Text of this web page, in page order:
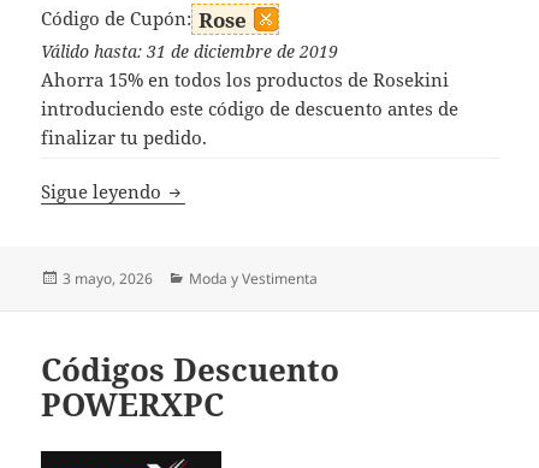
Código de Cupón: Rose
Válido hasta: 31 de diciembre de 2019
Ahorra 15% en todos los productos de Rosekini
introduciendo este código de descuento antes de
finalizar tu pedido.
Sigue leyendo Códigos Descuento Rosekini
Publicado
3 mayo, 2026 Categorías
Moda y Vestimenta
Códigos Descuento
POWERXPC